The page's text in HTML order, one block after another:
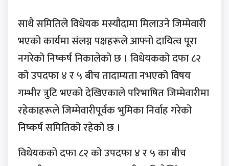
साथै समितिले विधेयक मस्यौदामा मिलाउने जिम्मेवारी
भएको कार्यमा संलग्न पक्षहरूले आफ्नो दायित्व पूरा
नगरेको निष्कर्ष निकालेको छ । विधेयकको दफा ८२
को उपदफा ४ र ५ बीच तादाम्यता नभएको विषय
गम्भीर त्रुटि भएको देखिएकाले परिभाषित जिम्मेवारीमा
रहेकाहरूले जिम्मेवारीपूर्वक भुमिका निर्वाह गरेको
निष्कर्ष समितिको रहेको छ ।
विधेयकको दफा ८२ को उपदफा ४ र ५ का बीच